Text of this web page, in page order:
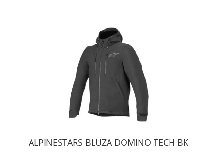
ALPINESTARS BLUZA DOMINO TECH BK